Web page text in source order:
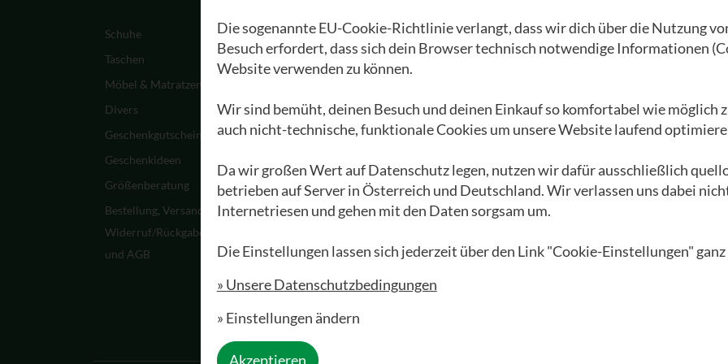
Schuhe
Taschen
Möbel & Matratzen
Divers
Geschenkgutscheine
Geschenkideen
Größenberatung
Bestellung, Versand,
Widerruf/Rückgabe
und AGB
Ein Paar Waldviertler
entsteht
Materialien
Pflege &
Waldviertler FAQ
Zwillingsaktion
Das GEA Universum
Eine bewegte
Geschichte
Lehrlingsoffensive
Filialfinder
GEA Partner werden
Schenk auch Du...
Unsere Freunde
Apfelbäumchen
Darlehen
GEA vs. FMA
Die sogenannte EU-Cookie-Richtlinie verlangt, dass wir dich über die Nutzung
Besuch erfordert, dass sich dein Browser technisch notwendige Informationen
Website verwenden zu können.
Wir sind bemüht, deinen Besuch und deinen Einkauf so komfortabel wie möglich
auch nicht-technische, funktionale Cookies um unsere Website laufend
Da wir großen Wert auf Datenschutz legen, nutzen wir dafür ausschließlich
betrieben auf Server in Österreich und Deutschland. Wir verlassen uns dabei
Internetriesen und gehen mit den Daten sorgsam um.
Die Einstellungen lassen sich jederzeit über den Link "Cookie-Einstellungen"
» Unsere Datenschutzbedingungen
» Einstellungen ändern
Akzeptieren